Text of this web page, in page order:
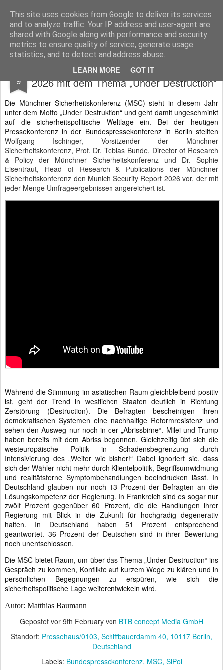
This site uses cookies from Google to deliver its services
and to analyze traffic. Your IP address and user-agent are
shared with Google along with performance and security
metrics to ensure quality of service, generate usage
statistics, and to detect and address abuse.
LEARN MORE GOT IT
BTB concept Media GmbH Presseberichte zu Bundespolitik, Diplomatie, Sicherheitspolitik, Wirtschaft, Fahrzeugtechnik und IT - Pressedienst, Fachartikel, Bildredaktion, O-Ton-Videos
9
Münchner Sicherheitskonferenz MSC
2026 mit dem Thema „Under Destruction“
Die Münchner Sicherheitskonferenz (MSC) steht in diesem Jahr
unter dem Motto „Under Destruktion“ und geht damit ungeschminkt
auf die sicherheitspolitische Weltlage ein. Bei der heutigen
Pressekonferenz in der Bundespressekonferenz in Berlin stellten
Wolfgang Ischinger, Vorsitzender der Münchner
Sicherheitskonferenz, Prof. Dr. Tobias Bunde, Director of Research
& Policy der Münchner Sicherheitskonferenz und Dr. Sophie
Eisentraut, Head of Research & Publications der Münchner
Sicherheitskonferenz den Munich Security Report 2026 vor, der mit
jeder Menge Umfrageergebnissen angereichert ist.
Während die Stimmung im asiatischen Raum gleichbleibend positiv
ist, geht der Trend in westlichen Staaten deutlich in Richtung
Zerstörung (Destruction). Die Befragten bescheinigen ihren
demokratischen Systemen eine nachhaltige Reformresistenz und
sehen den Ausweg nur noch in der „Abrissbirne“. Milei und Trump
haben bereits mit dem Abriss begonnen. Gleichzeitig übt sich die
westeuropäische Politik in Schadensbegrenzung durch
Intensivierung des „Weiter wie bisher!“ Dabei ignoriert sie, dass
sich der Wähler nicht mehr durch Klientelpolitik, Begriffsumwidmung
und realitätsferne Symptombehandlungen beeindrucken lässt. In
Deutschland glauben nur noch 13 Prozent der Befragten an die
Lösungskompetenz der Regierung. In Frankreich sind es sogar nur
zwölf Prozent gegenüber 60 Prozent, die die Handlungen ihrer
Regierung mit Blick in die Zukunft für hochgradig degenerativ
halten. In Deutschland haben 51 Prozent entsprechend
geantwortet. 36 Prozent der Deutschen sind in ihrer Bewertung
noch unentschlossen.
Die MSC bietet Raum, um über das Thema „Under Destruction“ ins
Gespräch zu kommen, Konflikte auf kurzem Wege zu klären und in
persönlichen Begegnungen zu erspüren, wie sich die
sicherheitspolitische Lage weiterentwickeln wird.
Autor: Matthias Baumann
Gepostet vor 9th February von BTB concept Media GmbH
Standort: Pressehaus/0103, Schiffbauerdamm 40, 10117 Berlin,
Deutschland
Labels: Bundespressekonferenz MSC SiPol